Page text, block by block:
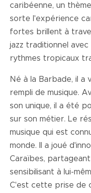
caribéenne, un
sorte l'expérience
fortes brillent à
jazz traditionnel
rythmes tropicaux
Né à la Barbade, il a
rempli de musique.
son unique, il a été
sur son métier. Le
musique qui est
monde. Il a joué
Caraïbes,
sensibilisant à lui-
C'est cette prise de